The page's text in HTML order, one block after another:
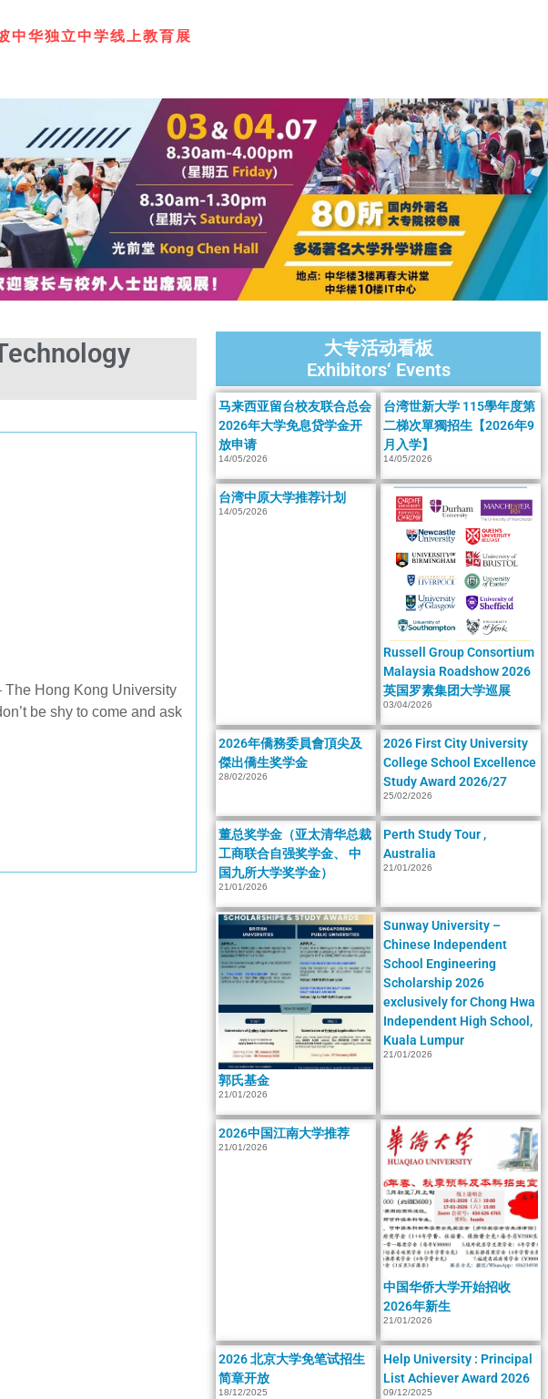
吉 中华独立中学线上教
The Hong Kong University
be shy to come and ask
大专活动看板
Exhibitors‘ Events
马来西亚留台校友联合总会
2026年大学免息贷学金开
放申请
14/05/2026
台湾世新大学 115學年度第
二梯次單獨招生【2026年9
月入学】
14/05/2026
台湾中原大学推荐计划
14/05/2026
Russell Group Consortium
Malaysia Roadshow 2026
英国罗素集团大学巡展
03/04/2026
2026年僑務委員會頂尖及
傑出僑生奖学金
28/02/2026
2026 First City University
College School Excellence
Study Award 2026/27
25/02/2026
董总奖学金（亚太清华总裁
工商联合自强奖学金、 中
国九所大学奖学金）
21/01/2026
Perth Study Tour ,
Australia
21/01/2026
郭氏基金
21/01/2026
Sunway University –
Chinese Independent
School Engineering
Scholarship 2026
exclusively for Chong Hwa
Independent High School,
Kuala Lumpur
21/01/2026
2026中国江南大学推荐
21/01/2026
中国华侨大学开始招收
2026年新生
21/01/2026
2026 北京大学免笔试招生
简章开放
18/12/2025
Help University : Principal
List Achiever Award 2026
09/12/2025